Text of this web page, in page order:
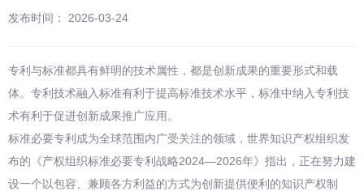
发布时间： 2026-03-24
专利与标准都具有鲜明的技术属性，都是创新成果的重要形式和载
体。专利技术融入标准有利于提高标准技术水平，标准中纳入专利技
术有利于促进创新成果推广应用。
标准必要专利成为全球范围内广受关注的领域，世界知识产权组织发
布的《产权组织标准必要专利战略2024—2026年》指出，正在努力建
设一个以包容、兼顾各方利益的方式为创新提供便利的知识产权制